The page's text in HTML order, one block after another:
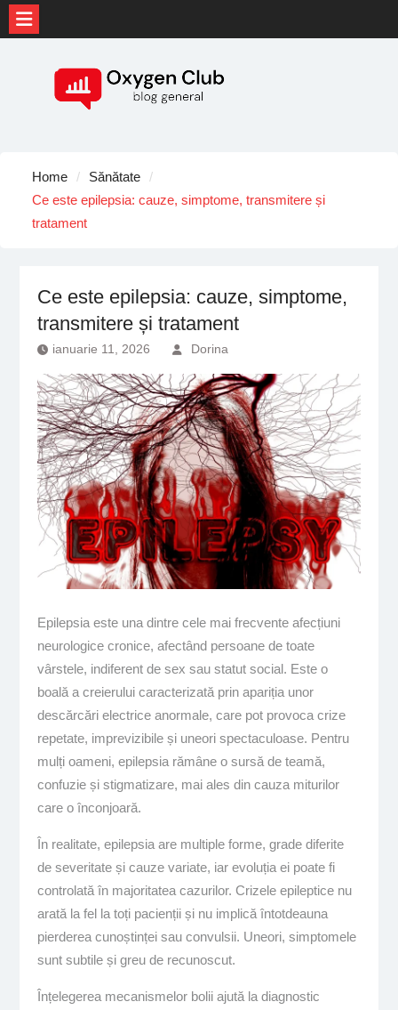
Home
Sănătate
Ce este epilepsia: cauze, simptome, transmitere și
tratament
Ce este epilepsia: cauze, simptome,
transmitere și tratament
ianuarie 11, 2026 Dorina
Epilepsia este una dintre cele mai frecvente afecțiuni
neurologice cronice, afectând persoane de toate
vârstele, indiferent de sex sau statut social. Este o
boală a creierului caracterizată prin apariția unor
descărcări electrice anormale, care pot provoca crize
repetate, imprevizibile și uneori spectaculoase. Pentru
mulți oameni, epilepsia rămâne o sursă de teamă,
confuzie și stigmatizare, mai ales din cauza miturilor
care o înconjoară.
În realitate, epilepsia are multiple forme, grade diferite
de severitate și cauze variate, iar evoluția ei poate fi
controlată în majoritatea cazurilor. Crizele epileptice nu
arată la fel la toți pacienții și nu implică întotdeauna
pierderea cunoștinței sau convulsii. Uneori, simptomele
sunt subtile și greu de recunoscut.
Înțelegerea mecanismelor bolii ajută la diagnostic